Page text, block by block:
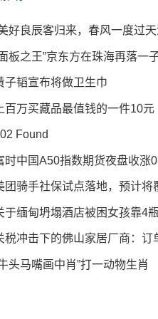
好良辰客归来，春风一度过
板之王”京东方在珠海再落一
子韬宣布将做卫生巾
上百万买藏品最值钱的一件10元
Found
时中国A50指数期货夜盘收涨
团骑手社保试点落地，预计将
于缅甸坍塌酒店被困女孩靠4
税冲击下的佛山家居厂商：
头马嘴画中肖”打一动物生肖